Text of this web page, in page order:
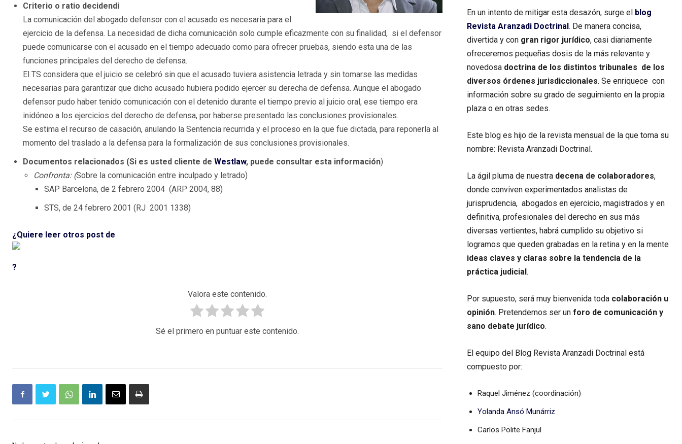
Criterio o ratio decidendi
La comunicación del abogado defensor con el acusado es necesaria para el
ejercicio de la defensa. La necesidad de dicha comunicación solo cumple eficazmente con su finalidad, si el defensor
puede comunicarse con el acusado en el tiempo adecuado como para ofrecer pruebas, siendo esta una de las
funciones principales del derecho de defensa.
El TS considera que el juicio se celebró sin que el acusado tuviera asistencia letrada y sin tomarse las medidas
necesarias para garantizar que dicho acusado hubiera podido ejercer su derecha de defensa. Aunque el abogado
defensor pudo haber tenido comunicación con el detenido durante el tiempo previo al juicio oral, ese tiempo era
inidóneo a los ejercicios del derecho de defensa, por haberse presentado las conclusiones provisionales.
Se estima el recurso de casación, anulando la Sentencia recurrida y el proceso en la que fue dictada, para reponerla al
momento del traslado a la defensa para la formalización de sus conclusiones provisionales.
Documentos relacionados (Si es usted cliente de Westlaw, puede consultar esta información)
Confronta: (Sobre la comunicación entre inculpado y letrado)
SAP Barcelona, de 2 febrero 2004 (ARP 2004, 88)
STS, de 24 febrero 2001 (RJ 2001 1338)
¿Quiere leer otros post de
?
Valora este contenido.
Sé el primero en puntuar este contenido.
En un intento de mitigar esta desazón, surge el blog
Revista Aranzadi Doctrinal. De manera concisa,
divertida y con gran rigor jurídico, casi diariamente
ofreceremos pequeñas dosis de la más relevante y
novedosa doctrina de los distintos tribunales de los
diversos órdenes jurisdiccionales. Se enriquece con
información sobre su grado de seguimiento en la propia
plaza o en otras sedes.
Este blog es hijo de la revista mensual de la que toma su
nombre: Revista Aranzadi Doctrinal.
La ágil pluma de nuestra decena de colaboradores,
donde conviven experimentados analistas de
jurisprudencia, abogados en ejercicio, magistrados y en
definitiva, profesionales del derecho en sus más
diversas vertientes, habrá cumplido su objetivo si
logramos que queden grabadas en la retina y en la mente
ideas claves y claras sobre la tendencia de la
práctica judicial.
Por supuesto, será muy bienvenida toda colaboración u
opinión. Pretendemos ser un foro de comunicación y
sano debate jurídico.
El equipo del Blog Revista Aranzadi Doctrinal está
compuesto por:
Raquel Jiménez (coordinación)
Yolanda Ansó Munárriz
Carlos Polite Fanjul